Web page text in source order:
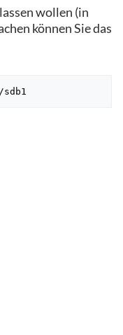
wollen (in
können Sie das